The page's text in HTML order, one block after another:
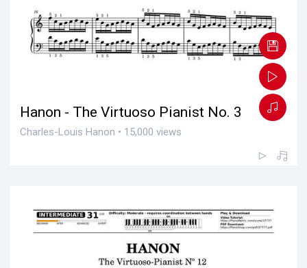
Hanon - The Virtuoso Pianist No. 3
Charles-Louis Hanon • 15,000 views